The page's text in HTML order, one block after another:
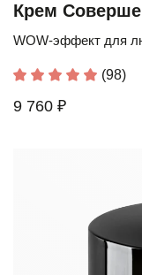
Крем
WOW-эффект для
(98)
9 760 ₽